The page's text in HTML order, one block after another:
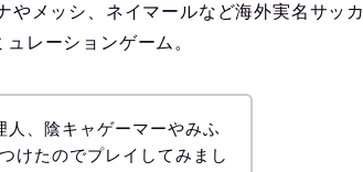
やメッシ、ネイマールなど海外実名サッカ
レーションゲーム。
人、陰キャゲーマーやみふ
けたのでプレイしてみまし